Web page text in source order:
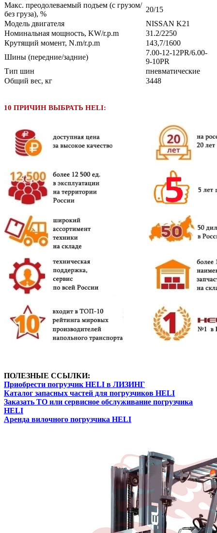
Макс. преодолеваемый подъем (с грузом/
без груза), %
20/15
Модель двигателя
NISSAN K21
Номинальная мощность, KW/r.p.m
31.2/2250
Крутящий момент, N.m/r.p.m
143,7/1600
Шины (передние/задние)
7.00-12-12PR/6.00-
9-10PR
Тип шин
пневматические
Общий вес, кг
3448
10 ПРИЧИН ВЫБРАТЬ HELI:
ПОЛЕЗНЫЕ ССЫЛКИ:
Приобрести погрузчик HELI в ЛИЗИНГ
Каталог запасных частей для погрузчиков HELI
Заказать ТО или сервисное обслуживание погрузчика
HELI
Аренда вилочного погрузчика HELI